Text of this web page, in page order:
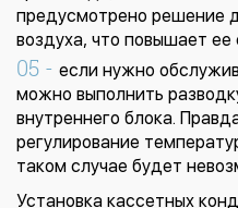
предусмотрено решение
воздуха, что повышает ее
если нужно
можно выполнить
внутреннего блока.
регулирование
таком случае будет
Установка кассетных